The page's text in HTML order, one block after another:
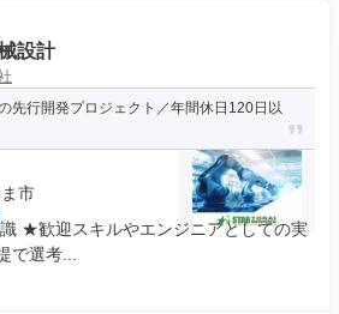
設計
先行開発プロジェクト／年間休日120日以
市
★歓迎スキルやエンジニアとしての実
で選考...